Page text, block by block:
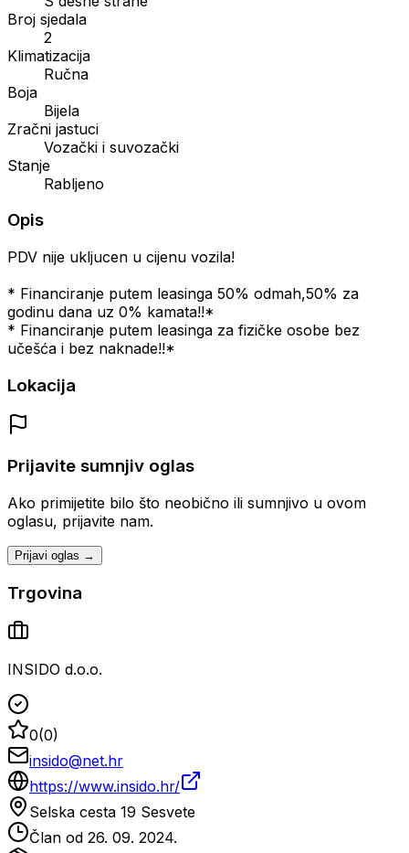
Broj sjedala
2
Klimatizacija
Ručna
Boja
Bijela
Zračni jastuci
Vozački i suvozački
Stanje
Rabljeno
Opis
PDV nije ukljucen u cijenu vozila!
* Financiranje putem leasinga 50% odmah,50% za
godinu dana uz 0% kamata!!*
* Financiranje putem leasinga za fizičke osobe bez
učešća i bez naknade!!*
Lokacija
Prijavite sumnjiv oglas
Ako primijetite bilo što neobično ili sumnjivo u ovom
oglasu, prijavite nam.
Prijavi oglas →
Trgovina
INSIDO d.o.o.
0(0)
insido@net.hr
https://www.insido.hr/
Selska cesta 19 Sesvete
Član od 26. 09. 2024.